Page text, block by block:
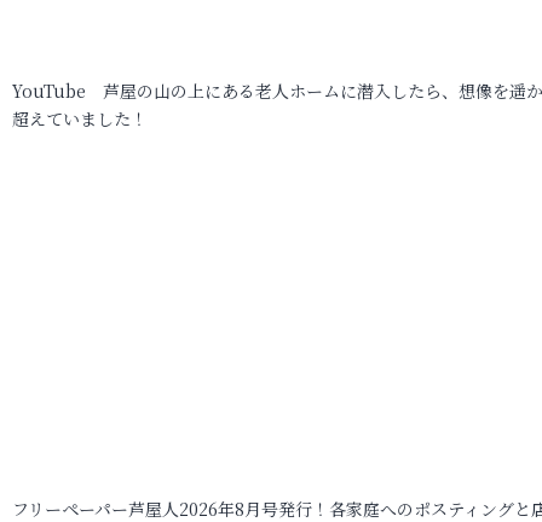
YouTube 芦屋の山の上にある老人ホームに潜入したら、想像を遥
超えていました！
フリーペーパー芦屋人2026年8月号発行！各家庭へのポスティングと